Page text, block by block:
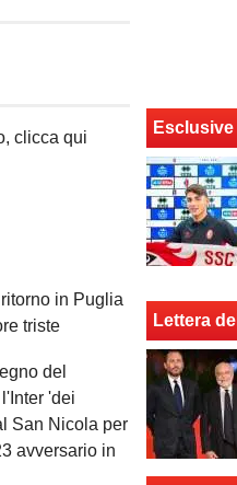
clicca qui
in Puglia
triste
del
'dei
San Nicola per
avversario in
Esclusive
Lettera